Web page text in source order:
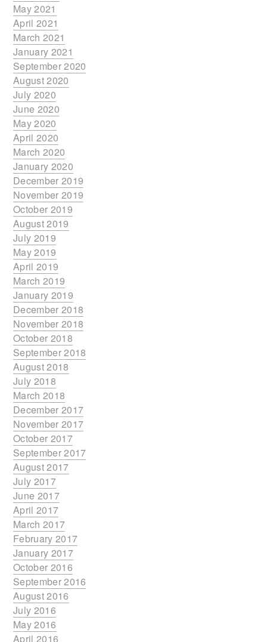
May 2021
April 2021
March 2021
January 2021
September 2020
August 2020
July 2020
June 2020
May 2020
April 2020
March 2020
January 2020
December 2019
November 2019
October 2019
August 2019
July 2019
May 2019
April 2019
March 2019
January 2019
December 2018
November 2018
October 2018
September 2018
August 2018
July 2018
March 2018
December 2017
November 2017
October 2017
September 2017
August 2017
July 2017
June 2017
April 2017
March 2017
February 2017
January 2017
October 2016
September 2016
August 2016
July 2016
May 2016
April 2016